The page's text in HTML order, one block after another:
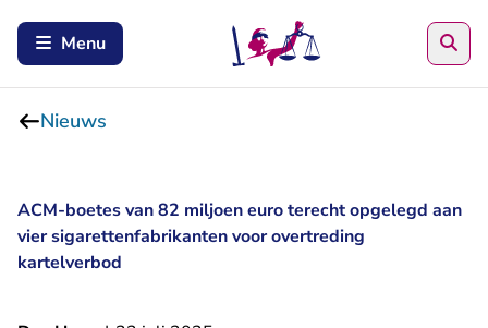
Menu
Nieuws
ACM-boetes van 82 miljoen euro terecht opgelegd aan
vier sigarettenfabrikanten voor overtreding
kartelverbod